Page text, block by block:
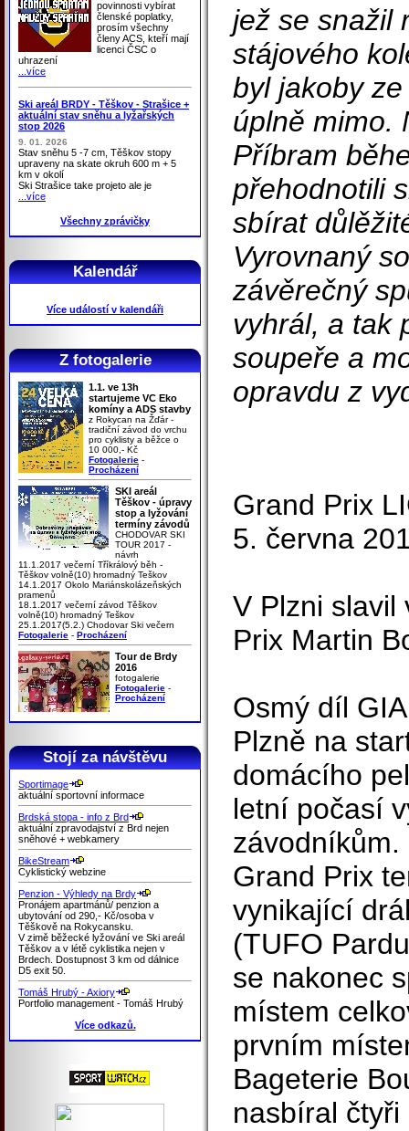
povinnosti vybírat
členské poplatky,
prosím všechny
členy ACS, kteří mají
licenci ČSC o
uhrazení
...více
Ski areál BRDY - Těškov - Strašice +
aktuální stav sněhu a lyžařských
stop 2026
9. 01. 2026
Stav sněhu 5 -7 cm, Těškov stopy
upraveny na skate okruh 600 m + 5
km v okolí
Ski Strašice take projeto ale je
...více
Všechny zprávičky
Kalendář
Více událostí v kalendáři
Z fotogalerie
1.1. ve 13h
startujeme VC Eko
komíny a ADS stavby
z Rokycan na Žďár -
tradiční závod do vrchu
pro cyklisty a běžce o
10 000,- Kč
Fotogalerie -
Procházení
SKI areál
Těškov - úpravy
stop a lyžování
termíny závodů
CHODOVAR SKI
TOUR 2017 -
návrh
11.1.2017 večerní Tříkrálový běh -
Těškov volně(10) hromadný Teškov
14.1.2017 Okolo Mariánskolázeňských
pramenů
18.1.2017 večerní závod Těškov
volně(10) hromadný Teškov
25.1.2017(5.2.) Chodovar Ski večern
Fotogalerie - Procházení
Tour de Brdy
2016
fotogalerie
Fotogalerie -
Procházení
Stojí za návštěvu
Sportimage
aktuální sportovní informace
Brdská stopa - info z Brd
aktuální zpravodajství z Brd nejen
sněhové + webkamery
BikeStream
Cyklistický webzine
Penzion - Výhledy na Brdy
Pronájem apartmánů/ penzion a
ubytování od 290,- Kč/osoba v
Těškově na Rokycansku.
V zimě běžecké lyžování ve Ski areál
Těškov a v létě cyklistika nejen v
Brdech. Dostupnost 3 km od dálnice
D5 exit 50.
Tomáš Hrubý - Axiory
Portfolio management - Tomáš Hrubý
Více odkazů.
jež se snažil
stájového
byl jakoby
úplně mimo.
Příbram
přehodnotili
sbírat
Vyrovnaný
závěrečný
vyhrál, a tak
soupeře a
opravdu z
Grand Prix
5. června
V Plzni slavil
Prix Martin
Osmý díl
Plzně na
domácího
letní počasí
Grand Prix
vynikající
(TUFO
se nakonec
místem
prvním
Bageterie
nasbíral čtyři